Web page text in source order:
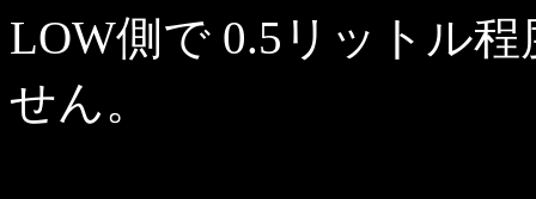
LOW側で 0.5リットル
せん。